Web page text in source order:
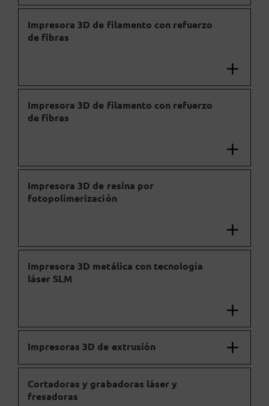
Impresora 3D de filamento con refuerzo
de fibras
Impresora 3D de filamento con refuerzo
de fibras
Impresora 3D de resina por
fotopolimerización
Impresora 3D metálica con tecnología
láser SLM
Impresoras 3D de extrusión
Cortadoras y grabadoras láser y
fresadoras